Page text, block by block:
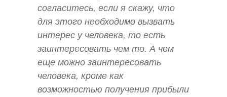
согласитесь, если я скажу, что
для этого необходимо вызвать
интерес у человека, то есть
заинтересовать чем то. А чем
еще можно заинтересовать
человека, кроме как
возможностью получения прибыли